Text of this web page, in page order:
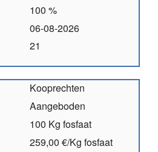
100 %
06-08-2026
21
Kooprechten
Aangeboden
100 Kg fosfaat
259,00 €/Kg fosfaat